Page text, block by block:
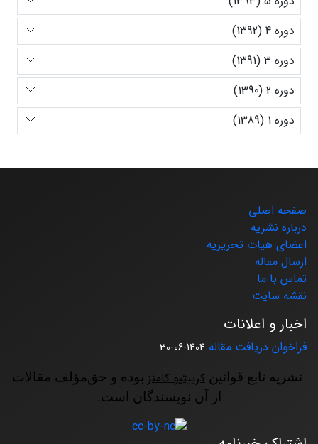
دوره 4 (1392)
دوره 3 (1391)
دوره 2 (1390)
دوره 1 (1389)
صفحه اصلی
درباره نشریه
اعضای هیات تحریریه
ارسال مقاله
تماس با ما
نقشه سایت
اخبار و اعلانات
فراخوان دریافت مقاله 1404-06-30
نشریه تابع قوانین کرییتیو کامنز بوده و حق‌مؤلف مقالات
از آن نویسندگان است.